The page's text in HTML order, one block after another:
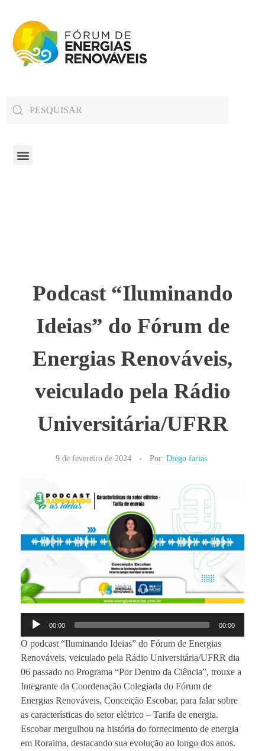
Podcast “Iluminando
Ideias” do Fórum de
Energias Renováveis,
veiculado pela Rádio
Universitária/UFRR
9 de fevereiro de 2024 Por: Diego farias
Tocador
áudio
00:00 00:00
O podcast “Iluminando Ideias” do Fórum de Energias
Renováveis, veiculado pela Rádio Universitária/UFRR dia
06 passado no Programa “Por Dentro da Ciência”, trouxe a
Integrante da Coordenação Colegiada do Fórum de
Energias Renováveis, Conceição Escobar, para falar sobre
as características do setor elétrico – Tarifa de energia.
Escobar mergulhou na história do fornecimento de energia
em Roraima, destacando sua evolução ao longo dos anos.